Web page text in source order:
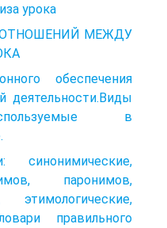
урока
ОТНОШЕНИЙ МЕЖДУ
обеспечения
деятельности.Виды
в
синонимические,
паронимов,
правильного